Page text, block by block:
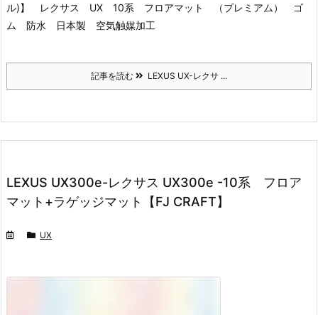
ル)】 レクサス UX 10系 フロアマット （プレミアム） ゴ
ム 防水 日本製 空気触媒加工
記事を読む LEXUS UX-レクサ ...
LEXUS UX300e-レクサス UX300e -10系 フロア
マット+ラゲッジマット【FJ CRAFT】
UX